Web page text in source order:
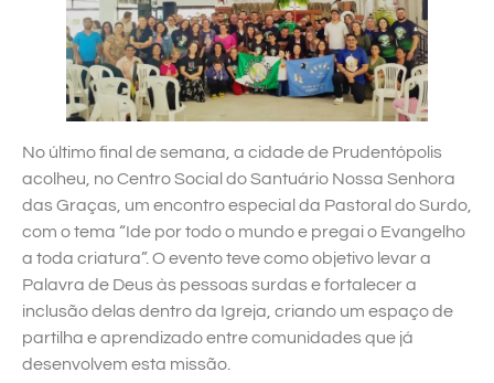
No último final de semana, a cidade de Prudentópolis
acolheu, no Centro Social do Santuário Nossa Senhora
das Graças, um encontro especial da Pastoral do Surdo,
com o tema “Ide por todo o mundo e pregai o Evangelho
a toda criatura”. O evento teve como objetivo levar a
Palavra de Deus às pessoas surdas e fortalecer a
inclusão delas dentro da Igreja, criando um espaço de
partilha e aprendizado entre comunidades que já
desenvolvem esta missão.